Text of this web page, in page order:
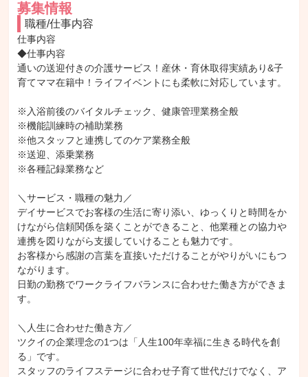
募集情報
職種/仕事内容
仕事内容
◆仕事内容
通いの送迎付きの介護サービス！産休・育休取得実績あり&子
育てママ在籍中！ライフイベントにも柔軟に対応しています。
※入浴前後のバイタルチェック、健康管理業務全般
※機能訓練時の補助業務
※他スタッフと連携してのケア業務全般
※送迎、添乗業務
※各種記録業務など
＼サービス・職種の魅力／
デイサービスでお客様の生活に寄り添い、ゆっくりと時間をか
けながら信頼関係を築くことができること、他業種との協力や
連携を図りながら支援していけることも魅力です。
お客様から感謝の言葉を直接いただけることがやりがいにもつ
ながります。
日勤の勤務でワークライフバランスに合わせた働き方ができま
す。
＼人生に合わせた働き方／
ツクイの企業理念の1つは「人生100年幸福に生きる時代を創
る」です。
スタッフのライフステージに合わせ子育て世代だけでなく、ア